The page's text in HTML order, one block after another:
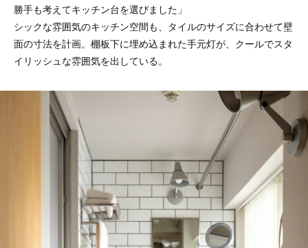
勝手も考えてキッチン台を選びました」
シックな雰囲気のキッチン空間も、タイルのサイズに合わせて壁
面の寸法を計画。棚板下に埋め込まれた手元灯が、クールでスタ
イリッシュな雰囲気を出している。